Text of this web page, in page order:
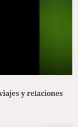
y relaciones